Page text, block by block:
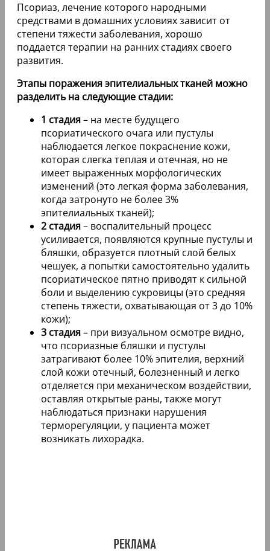
Псориаз, лечение которого народными
средствами в домашних условиях зависит от
степени тяжести заболевания, хорошо
поддается терапии на ранних стадиях своего
развития.
Этапы поражения эпителиальных тканей можно
разделить на следующие стадии:
1 стадия– на месте будущего
псориатического очага или пустулы
наблюдается легкое покраснение кожи,
которая слегка теплая и отечная, но не
имеет выраженных морфологических
изменений (это легкая форма заболевания,
когда затронуто не более 3%
эпителиальных тканей);
2 стадия– воспалительный процесс
усиливается, появляются крупные пустулы и
бляшки, образуется плотный слой белых
чешуек, а попытки самостоятельно удалить
псориатическое пятно приводят к сильной
боли и выделению сукровицы (это средняя
степень тяжести, охватывающая от 3 до 10%
кожи);
3 стадия– при визуальном осмотре видно,
что псориазные бляшки и пустулы
затрагивают более 10% эпителия, верхний
слой кожи отечный, болезненный и легко
отделяется при механическом воздействии,
оставляя открытые раны, также могут
наблюдаться признаки нарушения
терморегуляции, у пациента может
возникать лихорадка.